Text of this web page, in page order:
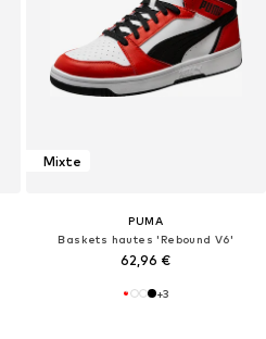
Mixte
PUMA
Baskets hautes 'Rebound V6'
62,96 €
+3